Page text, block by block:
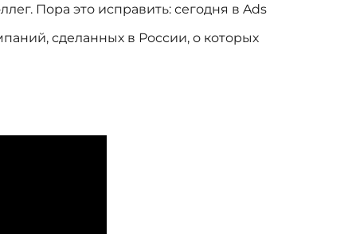
Пора это исправить: сегодня в Ads
сделанных в России, о которых